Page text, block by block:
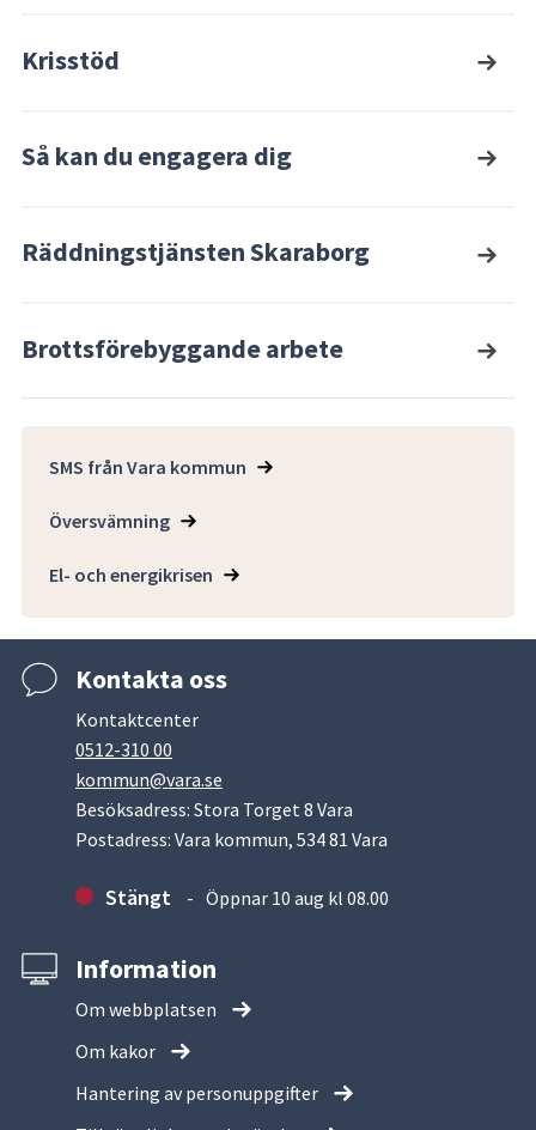
Krisstöd
Så kan du engagera dig
Räddningstjänsten Skaraborg
Brottsförebyggande arbete
SMS från Vara kommun
Översvämning
El- och energikrisen
Kontakta oss
Kontaktcenter
0512-310 00
kommun@vara.se
Besöksadress: Stora Torget 8 Vara
Postadress: Vara kommun, 534 81 Vara
Stängt Öppnar 10 aug kl 08.00
Information
Om webbplatsen
Om kakor
Hantering av personuppgifter